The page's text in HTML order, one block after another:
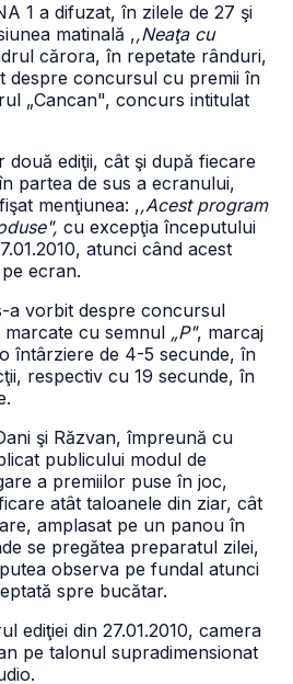
1 a difuzat, în zilele de 27 şi
matinală ,,Neaţa cu
cărora, în repetate rânduri,
despre concursul cu premii în
„Cancan", concurs intitulat
ediţii, cât şi după fiecare
partea de sus a ecranului,
menţiunea: ,,Acest program
cu excepţia începutului
atunci când acest
ecran.
a vorbit despre concursul
marcate cu semnul „P", marcaj
întârziere de 4-5 secunde, în
respectiv cu 19 secunde, în
şi Răzvan, împreună cu
publicului modul de
a premiilor puse în joc,
atât taloanele din ziar, cât
amplasat pe un panou în
se pregătea preparatul zilei,
observa pe fundal atunci
spre bucătar.
ediţiei din 27.01.2010, camera
pe talonul supradimensionat